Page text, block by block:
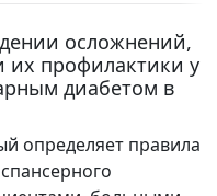
осложнений,
их профилактики у
диабетом в
определяет правила